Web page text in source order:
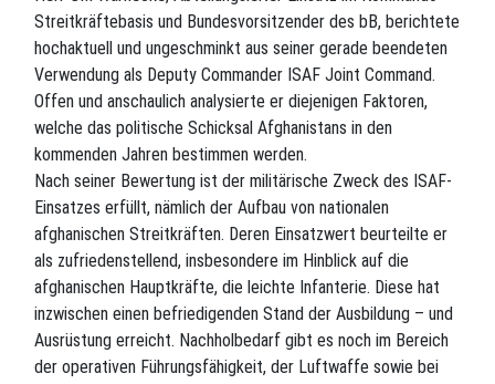
Streitkräftebasis und Bundesvorsitzender des bB, berichtete
hochaktuell und ungeschminkt aus seiner gerade beendeten
Verwendung als Deputy Commander ISAF Joint Command.
Offen und anschaulich analysierte er diejenigen Faktoren,
welche das politische Schicksal Afghanistans in den
kommenden Jahren bestimmen werden.
Nach seiner Bewertung ist der militärische Zweck des ISAF-
Einsatzes erfüllt, nämlich der Aufbau von nationalen
afghanischen Streitkräften. Deren Einsatzwert beurteilte er
als zufriedenstellend, insbesondere im Hinblick auf die
afghanischen Hauptkräfte, die leichte Infanterie. Diese hat
inzwischen einen befriedigenden Stand der Ausbildung – und
Ausrüstung erreicht. Nachholbedarf gibt es noch im Bereich
der operativen Führungsfähigkeit, der Luftwaffe sowie bei